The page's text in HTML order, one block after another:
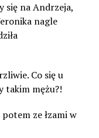
się na Andrzeja,
nagle
Co się u
takim mężu?!
ze łzami w